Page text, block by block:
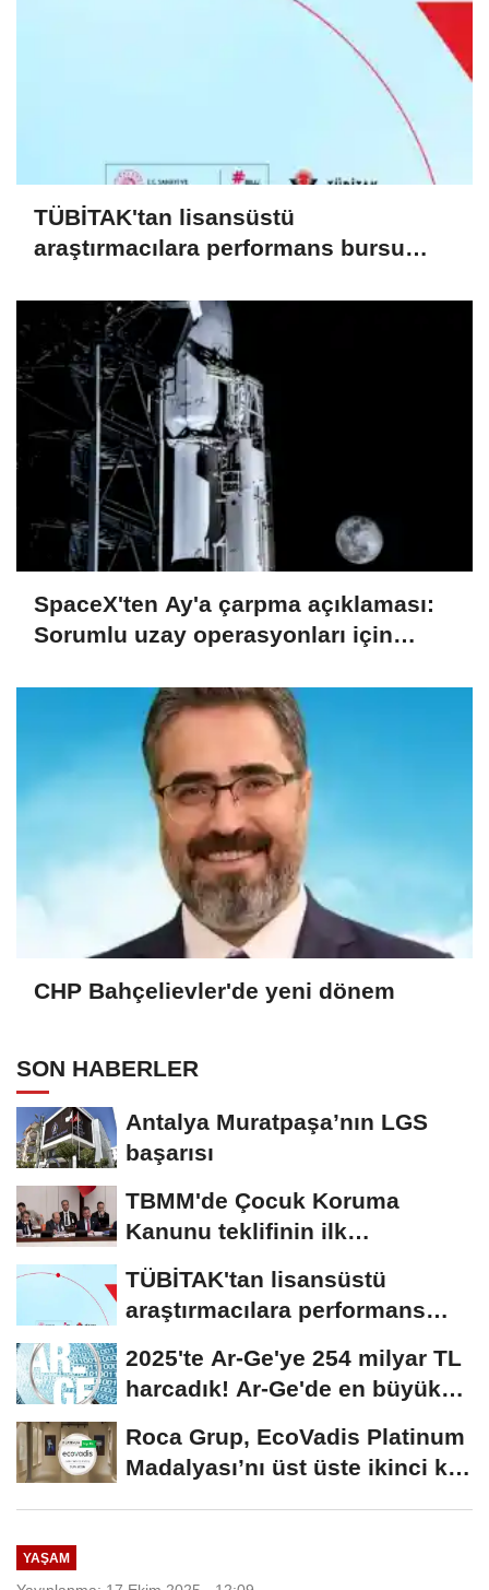
TÜBİTAK'tan lisansüstü
araştırmacılara performans bursu
SpaceX'ten Ay'a çarpma açıklaması:
Sorumlu uzay operasyonları için
CHP Bahçelievler'de yeni dönem
SON HABERLER
Antalya Muratpaşa’nın LGS
başarısı
TBMM'de Çocuk Koruma
Kanunu teklifinin ilk
görüşmeleri tamamlandı
TÜBİTAK'tan lisansüstü
araştırmacılara performans
2025'te Ar-Ge'ye 254 milyar TL
harcadık! Ar-Ge'de en büyük
Roca Grup, EcoVadis Platinum
Madalyası’nı üst üste ikinci kez
YAŞAM